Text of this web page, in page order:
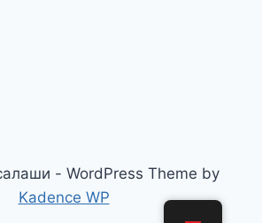
- WordPress Theme by
Kadence WP